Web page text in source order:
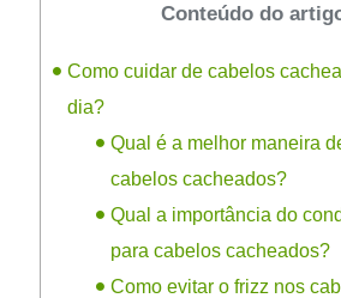
Conteúdo do
Como cuidar de cabelos
dia?
Qual é a melhor maneira
cabelos cacheados?
Qual a importância do
para cabelos cacheados?
Como evitar o frizz nos